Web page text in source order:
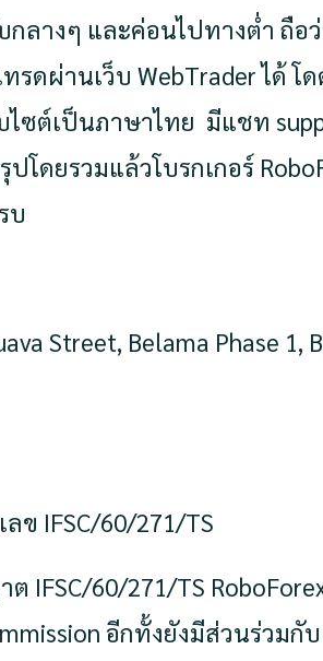
ลางๆ และค่อนไปทางต่ำ ถือ
ดผ่านเว็บ WebTrader ได้ โ
ไซต์เป็นภาษาไทย มีแชท
โดยรวมแล้วโบรกเกอร์
บ
Street, Belama Phase 1,
ข IFSC/60/271/TS
IFSC/60/271/TS
อีกทั้งยังมีส่วนร่วมกับ